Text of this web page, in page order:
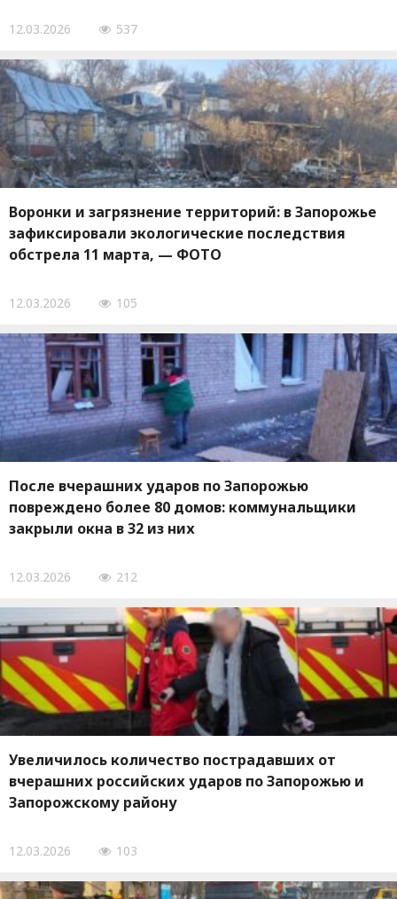
12.03.2026 537
Воронки и загрязнение территорий: в Запорожье
зафиксировали экологические последствия
обстрела 11 марта, — ФОТО
12.03.2026 105
После вчерашних ударов по Запорожью
повреждено более 80 домов: коммунальщики
закрыли окна в 32 из них
12.03.2026 212
Увеличилось количество пострадавших от
вчерашних российских ударов по Запорожью и
Запорожскому району
12.03.2026 103